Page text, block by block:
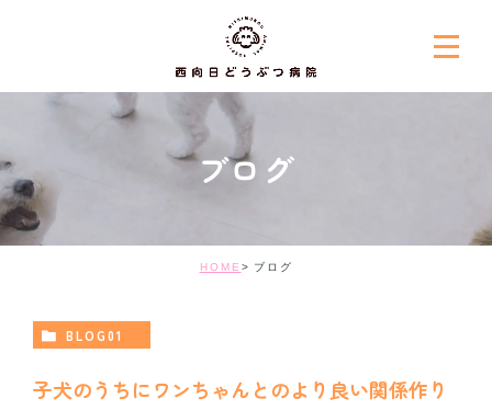
ブログ
HOME ブログ
BLOG01
子犬のうちにワンちゃんとのより良い関係作り